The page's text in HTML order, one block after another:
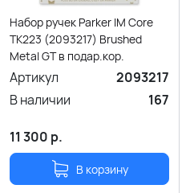
Набор ручек Parker IM Core
TK223 (2093217) Brushed
Metal GT в подар.кор.
Артикул
2093217
В наличии
167
11 300 р.
В корзину